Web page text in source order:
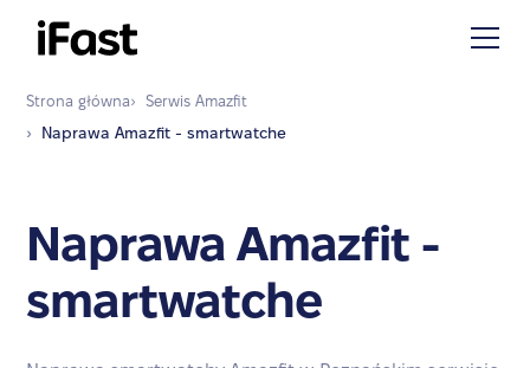
Strona główna› Serwis Amazfit
›
Naprawa Amazfit - smartwatche
Naprawa Amazfit -
smartwatche